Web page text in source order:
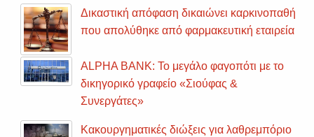
Δικαστική απόφαση δικαιώνει καρκινοπαθή
που απολύθηκε από φαρμακευτική εταιρεία
ALPHA BANK: Το μεγάλο φαγοπότι με το
δικηγορικό γραφείο «Σιούφας &
Συνεργάτες»
Κακουργηματικές διώξεις για λαθρεμπόριο